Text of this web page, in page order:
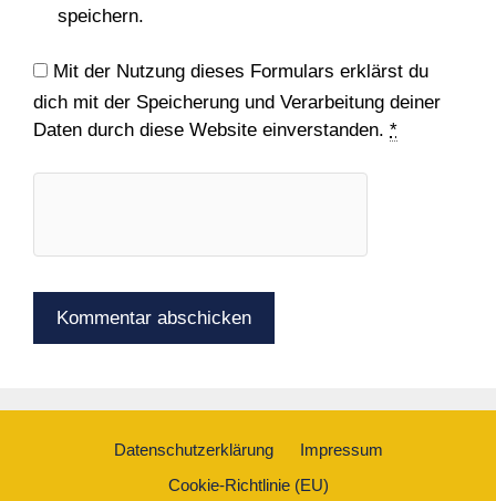
speichern.
Mit der Nutzung dieses Formulars erklärst du
dich mit der Speicherung und Verarbeitung deiner
Daten durch diese Website einverstanden. *
Datenschutzerklärung
Impressum
Cookie-Richtlinie (EU)